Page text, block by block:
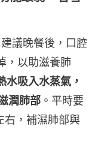
議晚餐後，口腔
，以助滋養肺
水吸入水蒸氣，
潤肺部 。平時要
右，補濕肺部與